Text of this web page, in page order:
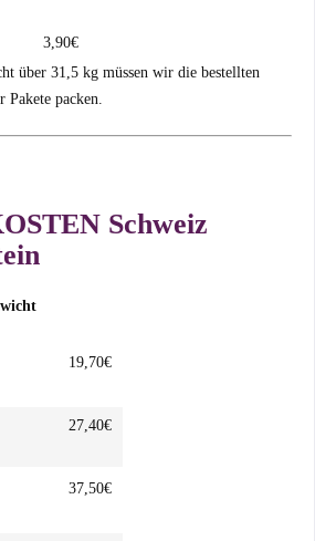
3,90€
über 31,5 kg müssen wir die bestellten
packen.
Schweiz
19,70€
27,40€
37,50€